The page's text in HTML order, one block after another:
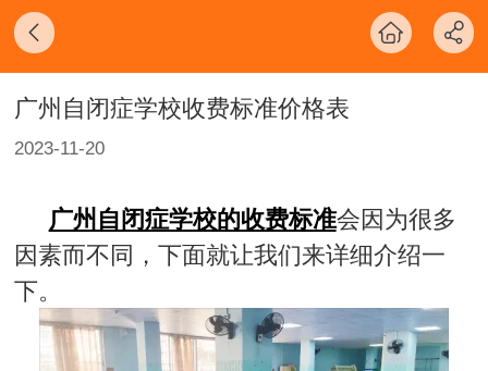
广州自闭症学校收费标准价格表
2023-11-20
广州自闭症学校的收费标准会因为很多
因素而不同，下面就让我们来详细介绍一
下。